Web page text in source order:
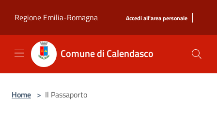
Regione Emilia-Romagna
Accedi all'area personale |
Comune di Calendasco
Home > Il Passaporto